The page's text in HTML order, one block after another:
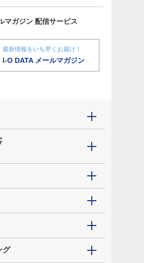
マガジン 配信サービス
最新情報をいち早くお届け！
I-O DATA メールマガジン
グ